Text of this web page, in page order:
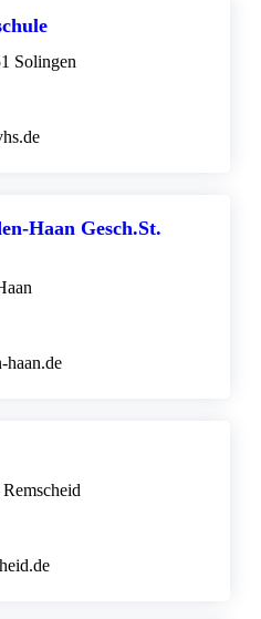
Solingen
Haan Gesch.St.
haan.de